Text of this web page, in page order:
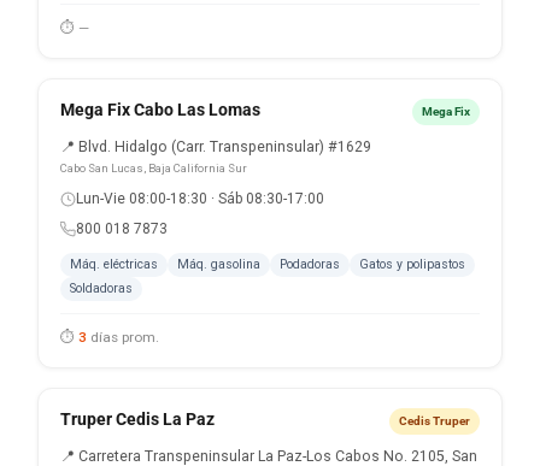
⏱ —
Mega Fix Cabo Las Lomas Mega Fix
📍 Blvd. Hidalgo (Carr. Transpeninsular) #1629
Cabo San Lucas, Baja California Sur
Lun-Vie 08:00-18:30 · Sáb 08:30-17:00
800 018 7873
Máq. eléctricas Máq. gasolina Podadoras
Gatos y polipastos
Soldadoras
⏱ 3 días prom.
Truper Cedis La Paz Cedis Truper
📍 Carretera Transpeninsular La Paz-Los Cabos No. 2105, San